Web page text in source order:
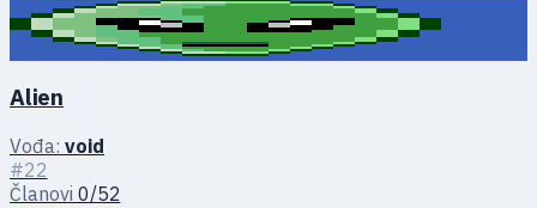
Alien
Vođa: void
#22
Članovi 0/52